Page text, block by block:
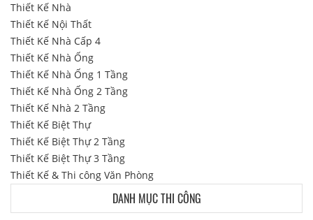
Thiết Kế Nhà
Thiết Kế Nội Thất
Thiết Kế Nhà Cấp 4
Thiết Kế Nhà Ống
Thiết Kế Nhà Ống 1 Tầng
Thiết Kế Nhà Ống 2 Tầng
Thiết Kế Nhà 2 Tầng
Thiết Kế Biệt Thự
Thiết Kế Biệt Thự 2 Tầng
Thiết Kế Biệt Thự 3 Tầng
Thiết Kế & Thi công Văn Phòng
DANH MỤC THI CÔNG